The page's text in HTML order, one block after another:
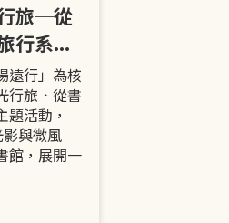
旅─從
行系列
遠行」為核
行旅．從書
活動，
與微風
館，展開一